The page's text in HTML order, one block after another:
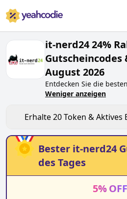
it-nerd24 24%
Gutscheincodes
August 2026
Entdecken Sie die besten
Gutscheincodes von
verdienen Sie Token bei
den Code testen.
Sieit-nerd24-
anderen Käufern beim
Weniger anzeigen
Erhalte20Token & Aktives
Bester it-nerd24
des Tages
5% OFF